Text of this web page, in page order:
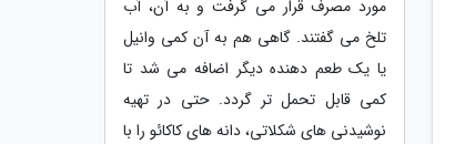
مورد مصرف قرار می گرفت و به آن، آب
تلخ می گفتند. گاهی هم به آن کمی وانیل
یا یک طعم دهنده دیگر اضافه می شد تا
کمی قابل تحمل تر گردد. حتی در تهیه
نوشیدنی های شکلاتی، دانه های کاکائو را با